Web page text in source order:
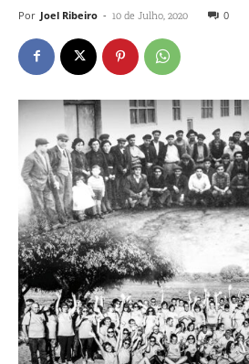
Por Joel Ribeiro - 10 de Julho, 2020 0